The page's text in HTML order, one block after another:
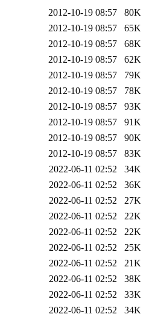
2012-10-19 08:57
80K
2012-10-19 08:57
65K
2012-10-19 08:57
68K
2012-10-19 08:57
62K
2012-10-19 08:57
79K
2012-10-19 08:57
78K
2012-10-19 08:57
93K
2012-10-19 08:57
91K
2012-10-19 08:57
90K
2012-10-19 08:57
83K
2022-06-11 02:52
34K
2022-06-11 02:52
36K
2022-06-11 02:52
27K
2022-06-11 02:52
22K
2022-06-11 02:52
22K
2022-06-11 02:52
25K
2022-06-11 02:52
21K
2022-06-11 02:52
38K
2022-06-11 02:52
33K
2022-06-11 02:52
34K